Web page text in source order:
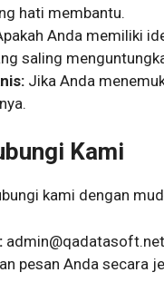
hati membantu.
Anda memiliki
saling
Jika Anda
Kami
kami dengan
admin@qadatasoft.net
pesan Anda secara